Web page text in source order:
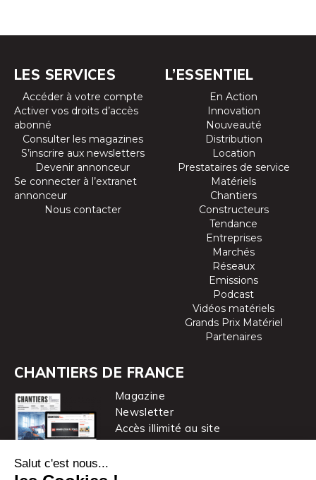
LES SERVICES
Accéder à votre compte
Activer vos droits d’accès
abonné
Consulter les magazines
S’inscrire aux newsletters
Devenir annonceur
Se connecter à l’extranet
annonceur
Nous contacter
L’ESSENTIEL
En Action
Innovation
Nouveauté
Distribution
Location
Prestataires de service
Matériels
Chantiers
Constructeurs
Tendance
Entreprises
Marchés
Réseaux
Emissions
Podcast
Vidéos matériels
Grands Prix Matériel
Partenaires
CHANTIERS DE FRANCE
Magazine
Newsletter
Accès illimité au site